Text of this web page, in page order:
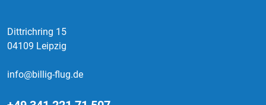
Dittrichring 15
04109 Leipzig
info@billig-flug.de